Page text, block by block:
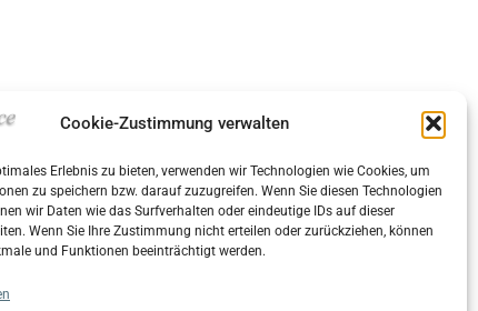
Cookie-Zustimmung verwalten
Erlebnis zu bieten, verwenden wir Technologien wie Cookies, um
zu speichern bzw. darauf zuzugreifen. Wenn Sie diesen Technologien
wir Daten wie das Surfverhalten oder eindeutige IDs auf dieser
Wenn Sie Ihre Zustimmung nicht erteilen oder zurückziehen, können
und Funktionen beeinträchtigt werden.